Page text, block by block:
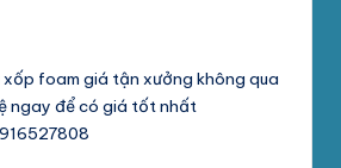
xốp foam giá tận xưởng không qua
ngay để có giá tốt nhất